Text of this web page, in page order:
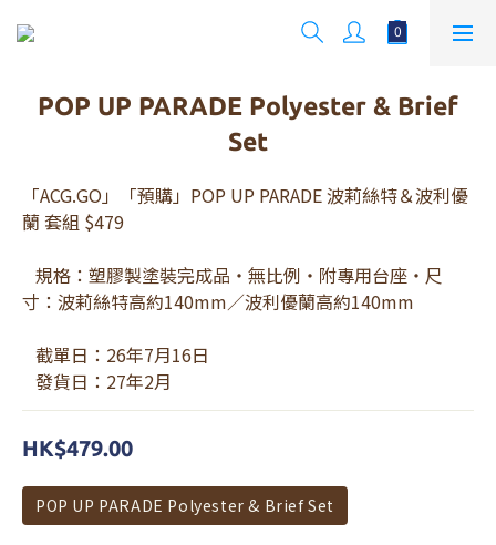
POP UP PARADE Polyester & Brief
Set
「ACG.GO」「預購」POP UP PARADE 波莉絲特＆波利優
蘭 套組 $479
寸：波莉絲特高約140mm／波利優蘭高約140mm
   截單日：26年7月16日
   發貨日：27年2月
HK$479.00
POP UP PARADE Polyester & Brief Set